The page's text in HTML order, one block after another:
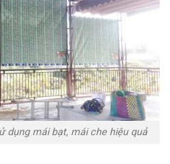
dụng mái bạt, mái che hiệu quả